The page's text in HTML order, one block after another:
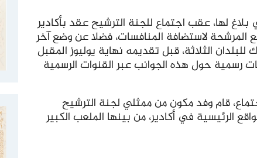
بلاغ لها، عقب اجتماع للجنة الترشيح عقد بأكادير
المرشحة لاستضافة المنافسات، فضلا عن وضع آخر
الثلاثة، قبل تقديمه نهاية يوليوز المقبل
رسمية حول هذه الجوانب عبر القنوات الرسمية
قام وفد مكون من ممثلي لجنة الترشيح
الرئيسية في أكادير، من بينها الملعب الكبير